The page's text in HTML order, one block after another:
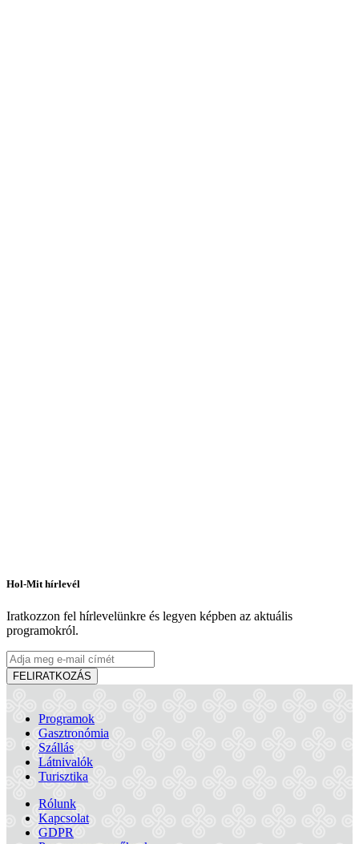
Hol-Mit hírlevél
Iratkozzon fel hírlevelünkre és legyen képben az aktuális
programokról.
FELIRATKOZÁS
Programok
Gasztronómia
Szállás
Látnivalók
Turisztika
Rólunk
Kapcsolat
GDPR